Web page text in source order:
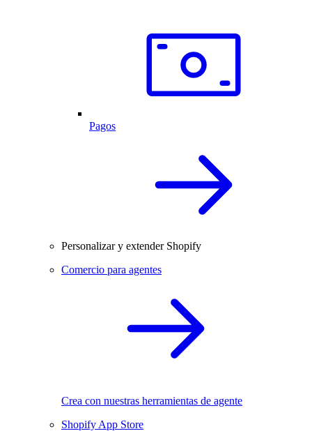
Pagos
Personalizar y extender Shopify
Comercio para agentes
Crea con nuestras herramientas de agente
Shopify App Store